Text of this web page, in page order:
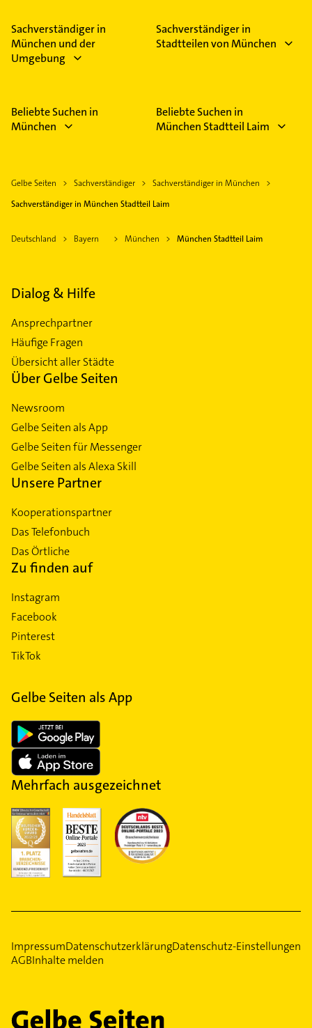
Feiertagen abweichen können.
Sachverständiger in
München und der
Umgebung
Sachverständiger in
Stadtteilen von München
Beliebte Suchen in
München
Beliebte Suchen in
München Stadtteil Laim
Gelbe Seiten Sachverständiger
Sachverständiger in München
Sachverständiger in München Stadtteil Laim
Deutschland Bayern München München Stadtteil Laim
Dialog & Hilfe
Ansprechpartner
Häufige Fragen
Übersicht aller Städte
Über Gelbe Seiten
Newsroom
Gelbe Seiten als App
Gelbe Seiten für Messenger
Gelbe Seiten als Alexa Skill
Unsere Partner
Kooperationspartner
Das Telefonbuch
Das Örtliche
Zu finden auf
Instagram
Facebook
Pinterest
TikTok
Gelbe Seiten als App
Mehrfach ausgezeichnet
ImpressumDatenschutzerklärungDatenschutz-Einstellungen
AGBInhalte melden